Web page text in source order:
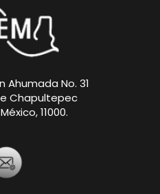
Ahumada No. 31
Chapultepec
11000.